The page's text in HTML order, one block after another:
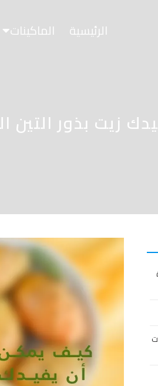
الرئيسية الماكينات
زيت بذور التين